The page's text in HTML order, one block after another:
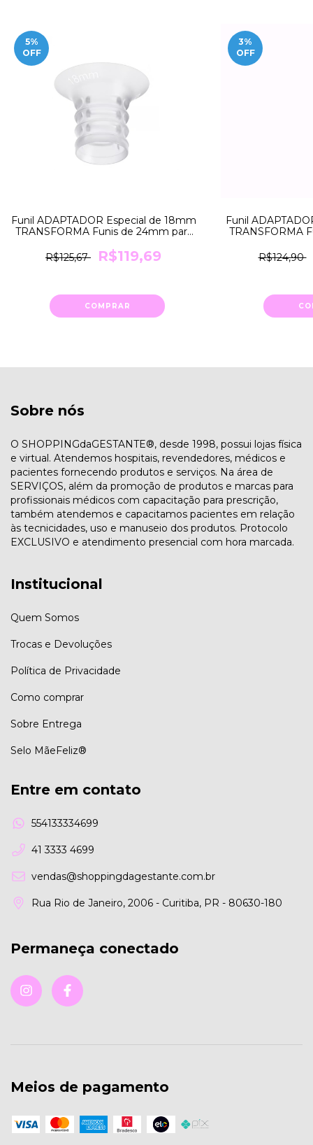
5%
OFF
Funil ADAPTADOR Especial de 18mm
TRANSFORMA Funis de 24mm para
R$125,67
R$119,69
COMPRAR
3%
OFF
Funil
TRANSFORMA
R$124,90
Sobre nós
O SHOPPINGdaGESTANTE®, desde 1998, possui lojas física
e virtual. Atendemos hospitais, revendedores, médicos e
pacientes fornecendo produtos e serviços. Na área de
SERVIÇOS, além da promoção de produtos e marcas para
profissionais médicos com capacitação para prescrição,
também atendemos e capacitamos pacientes em relação
às tecnicidades, uso e manuseio dos produtos. Protocolo
EXCLUSIVO e atendimento presencial com hora marcada.
Institucional
Quem Somos
Trocas e Devoluções
Política de Privacidade
Como comprar
Sobre Entrega
Selo MãeFeliz®
Entre em contato
554133334699
41 3333 4699
vendas@shoppingdagestante.com.br
Rua Rio de Janeiro, 2006 - Curitiba, PR - 80630-180
Permaneça conectado
Meios de pagamento